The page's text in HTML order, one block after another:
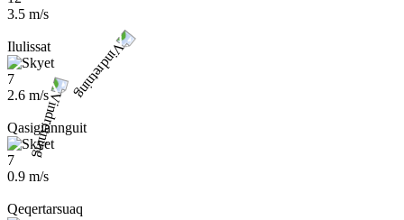
3.5 m/s
Ilulissat
7
2.6 m/s
Qasigiannguit
7
0.9 m/s
Qeqertarsuaq